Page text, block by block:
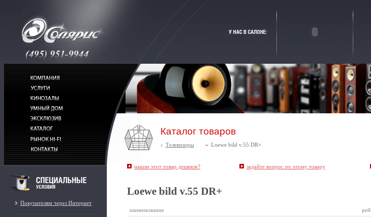
Покупателям через Интернет
Каталог товаров
Телевизоры Loewe bild v.55 DR+
нашли этот товар дешевле? задайте вопрос по этому товару
Loewe bild v.55 DR+
наименование